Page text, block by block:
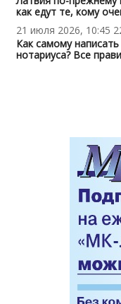
как едут те, кому
21 июля 2026, 10:45
Как самому
нотариуса? Все